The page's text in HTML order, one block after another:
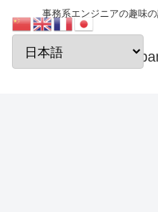
事務系エンジニアの趣味